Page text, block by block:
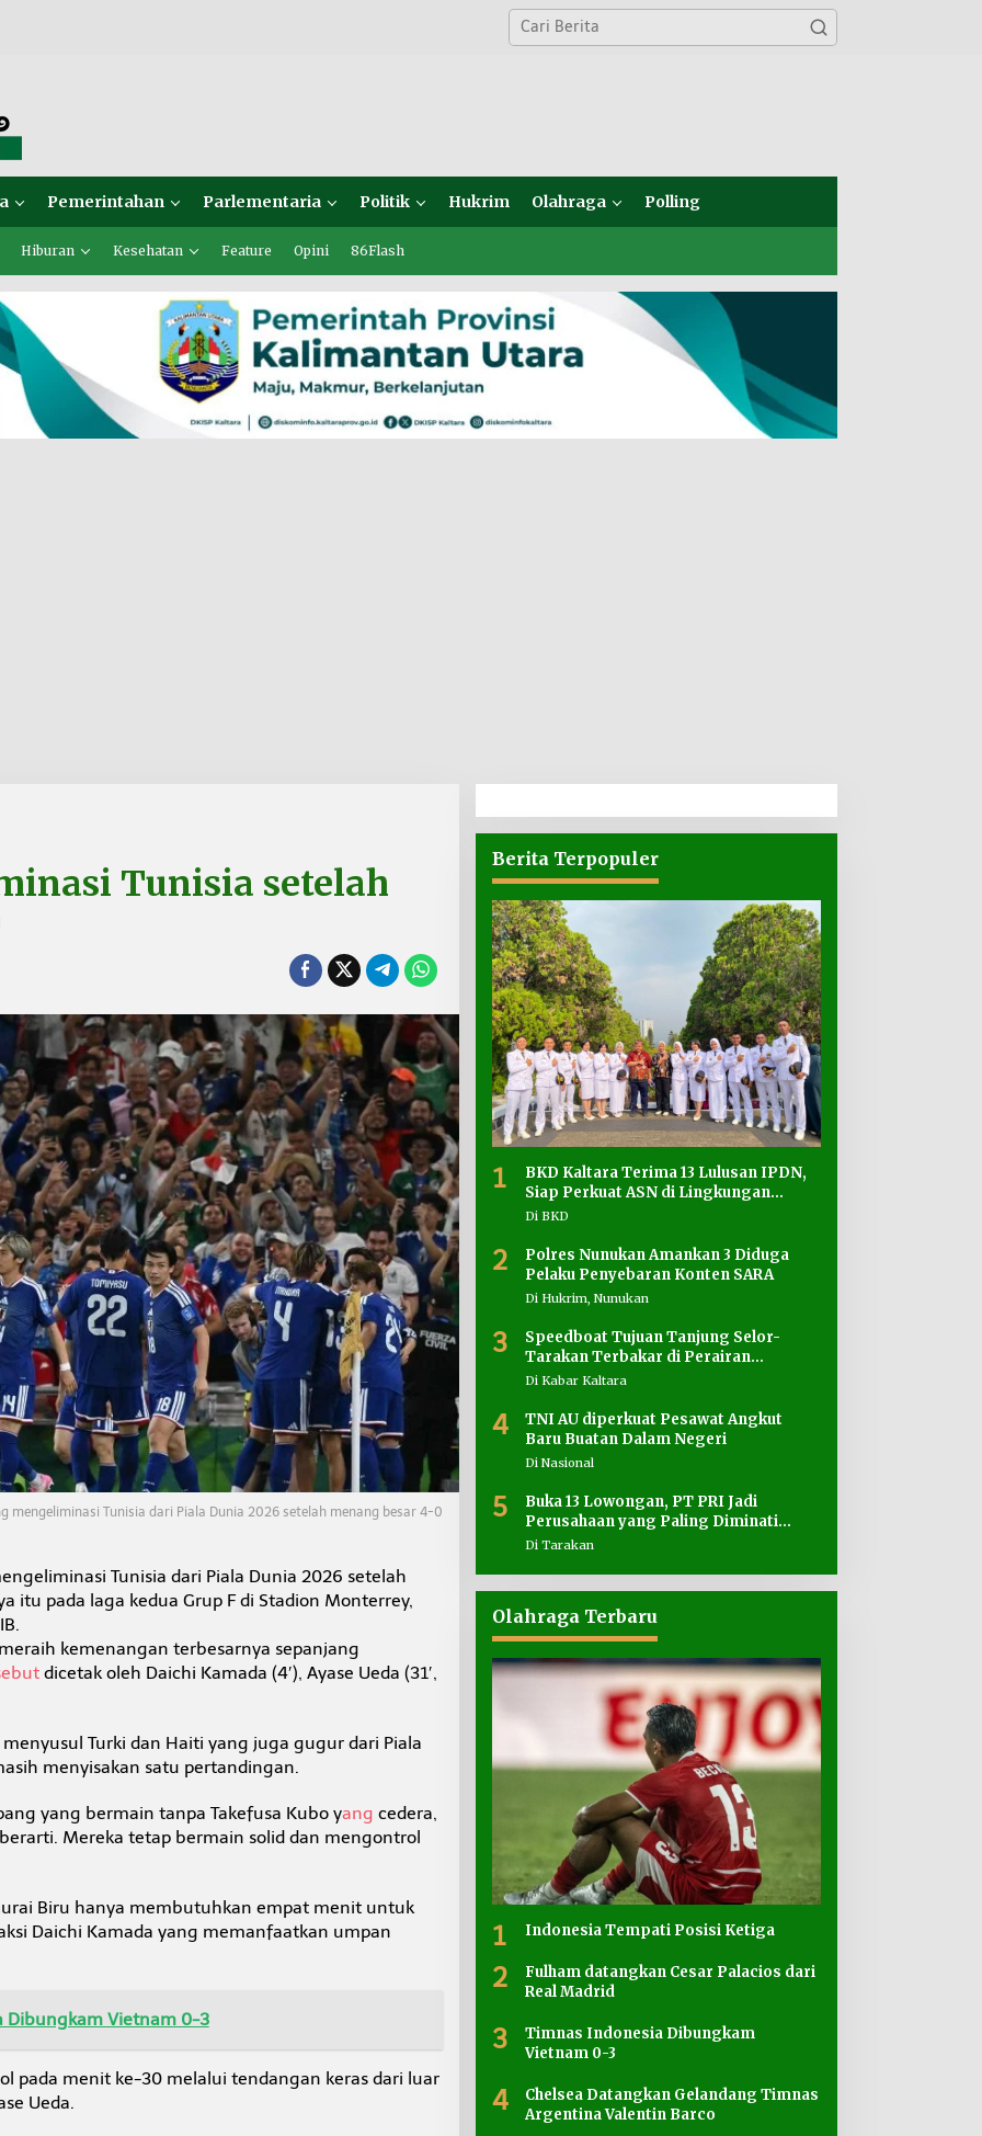
Pemerintahan Parlementaria Politik Hukrim Olahraga Polling
Hiburan Kesehatan Feature Opini 86Flash
Tunisia setelah
mengeliminasi Tunisia dari Piala Dunia 2026 setelah menang besar 4-0
Tunisia dari Piala Dunia 2026 setelah
itu pada laga kedua Grup F di Stadion Monterrey,
kemenangan terbesarnya sepanjang
dicetak oleh Daichi Kamada (4′), Ayase Ueda (31′,
Turki dan Haiti yang juga gugur dari Piala
menyisakan satu pertandingan.
yang bermain tanpa Takefusa Kubo yang cedera,
Mereka tetap bermain solid dan mengontrol
Biru hanya membutuhkan empat menit untuk
Daichi Kamada yang memanfaatkan umpan
Dibungkam Vietnam 0-3
pada menit ke-30 melalui tendangan keras dari luar
Ueda.
Berita Terpopuler
1
BKD Kaltara Terima 13 Lulusan IPDN,
Siap Perkuat ASN di Lingkungan
Pemprov
Di BKD
2
Polres Nunukan Amankan 3 Diduga
Pelaku Penyebaran Konten SARA
Di Hukrim, Nunukan
3
Speedboat Tujuan Tanjung Selor-
Tarakan Terbakar di Perairan
Salimbatu
Di Kabar Kaltara
4
TNI AU diperkuat Pesawat Angkut
Baru Buatan Dalam Negeri
Di Nasional
5
Buka 13 Lowongan, PT PRI Jadi
Perusahaan yang Paling Diminati
Pencari Kerja
Di Tarakan
Olahraga Terbaru
1 Indonesia Tempati Posisi Ketiga
2
Fulham datangkan Cesar Palacios dari
Real Madrid
3
Timnas Indonesia Dibungkam
Vietnam 0-3
4
Chelsea Datangkan Gelandang Timnas
Argentina Valentin Barco